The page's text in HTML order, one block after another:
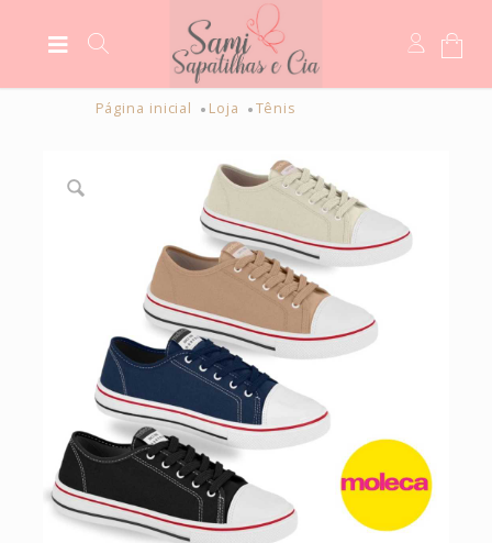
Página inicial Loja Tênis